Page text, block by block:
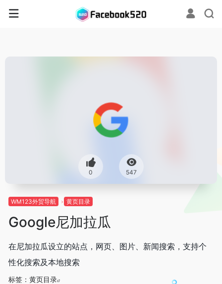
0 547
WM123外贸导航 黄页目录
Google尼加拉瓜
在尼加拉瓜设立的站点，网页、图片、新闻搜索，支持个
性化搜索及本地搜索
标签： 黄页目录